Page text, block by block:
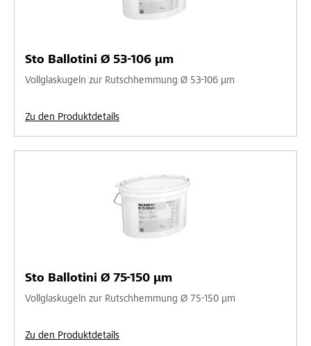
Sto Ballotini Ø 53-106 µm
Vollglaskugeln zur Rutschhemmung Ø 53-106 µm
Zu den Produktdetails
Sto Ballotini Ø 75-150 µm
Vollglaskugeln zur Rutschhemmung Ø 75-150 µm
Zu den Produktdetails